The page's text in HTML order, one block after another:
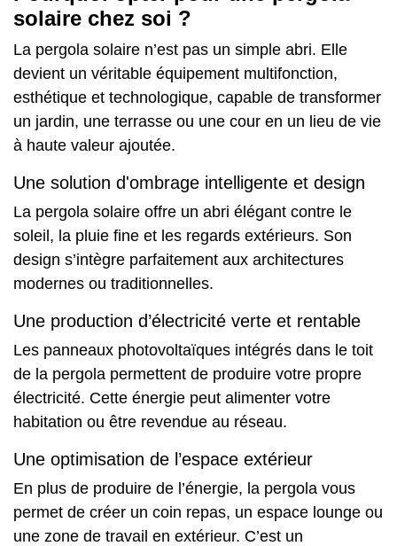
solaire chez soi ?
La pergola solaire n’est pas un simple abri. Elle
devient un véritable équipement multifonction,
esthétique et technologique, capable de transformer
un jardin, une terrasse ou une cour en un lieu de vie
à haute valeur ajoutée.
Une solution d'ombrage intelligente et design
La pergola solaire offre un abri élégant contre le
soleil, la pluie fine et les regards extérieurs. Son
design s’intègre parfaitement aux architectures
modernes ou traditionnelles.
Une production d’électricité verte et rentable
Les panneaux photovoltaïques intégrés dans le toit
de la pergola permettent de produire votre propre
électricité. Cette énergie peut alimenter votre
habitation ou être revendue au réseau.
Une optimisation de l’espace extérieur
En plus de produire de l’énergie, la pergola vous
permet de créer un coin repas, un espace lounge ou
une zone de travail en extérieur. C’est un